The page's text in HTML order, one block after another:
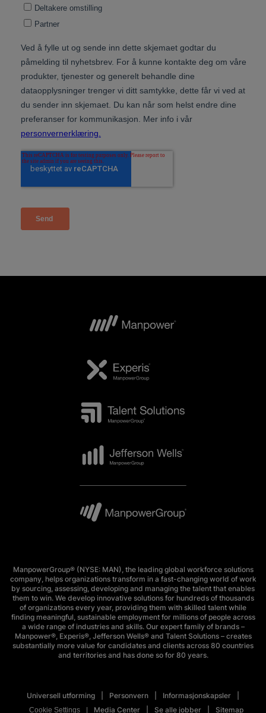
ManpowerGroup® (NYSE: MAN), the leading global workforce solutions
company, helps organizations transform in a fast-changing world of work
by sourcing, assessing, developing and managing the talent that enables
them to win. We develop innovative solutions for hundreds of thousands
of organizations every year, providing them with skilled talent while
finding meaningful, sustainable employment for millions of people across
a wide range of industries and skills. Our expert family of brands –
Manpower®, Experis®, Jefferson Wells® and Talent Solutions – creates
substantially more value for candidates and clients across 80 countries
and territories and has done so for 80 years.
Universell utforming Personvern Informasjonskapsler
Cookie Settings Media Center Se alle jobber Sitemap